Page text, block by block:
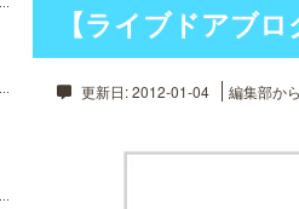
【ライブドアブ
更新日: 2012-01-04 編集部か